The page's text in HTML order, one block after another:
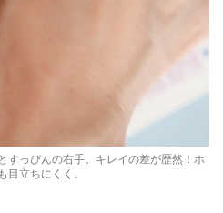
すっぴんの右手。キレイの差が歴然！ホ
目立ちにくく。